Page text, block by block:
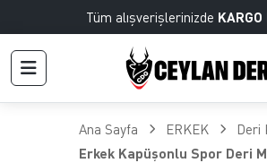
Tüm alışverişlerinizde KARGO
Ana Sayfa ERKEK
Deri
Erkek Kapüşonlu Spor Deri